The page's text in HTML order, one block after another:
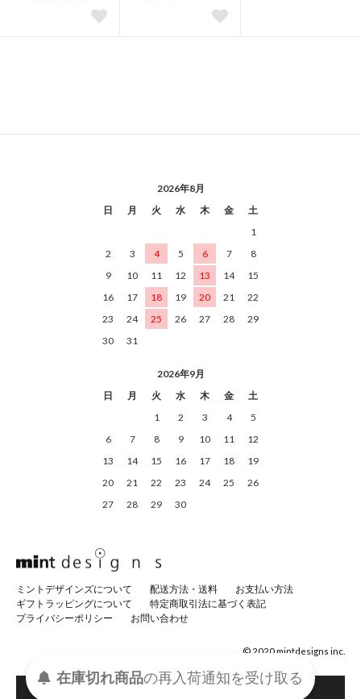
2026年8月
日
月 火 水 木 金
土
1
2
3 4 5 6 7
8
9
10 11 12 13 14
15
16
17 18 19 20 21
22
23
24 25 26 27 28
29
30
31
2026年9月
日
月 火 水 木 金
土
1
2 3 4
5
6
7 8 9 10 11
12
13
14 15 16 17 18
19
20
21 22 23 24 25
26
27
28 29 30
ミントデザインズについて 配送方法・送料
お支払い方法
ギフトラッピングについて
特定商取引法に基づく表記
プライバシーポリシー
お問い合わせ
© 2020 mintdesigns inc.
在庫切れ商品の再入荷通知を受け取る